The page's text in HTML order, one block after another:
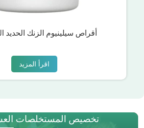
أقراص سيلينيوم الزنك الحديد
اقرأ المزيد
تخصيص المستخلصات